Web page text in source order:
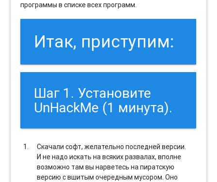
программы в списке всех программ.
Итак, приступим:
Шаг 1. Установите
UnHackMe (1 минута).
Скачали софт, желательно последней версии.
И не надо искать на всяких развалах, вполне
возможно там вы нарветесь на пиратскую
версию с вшитым очередным мусором. Оно